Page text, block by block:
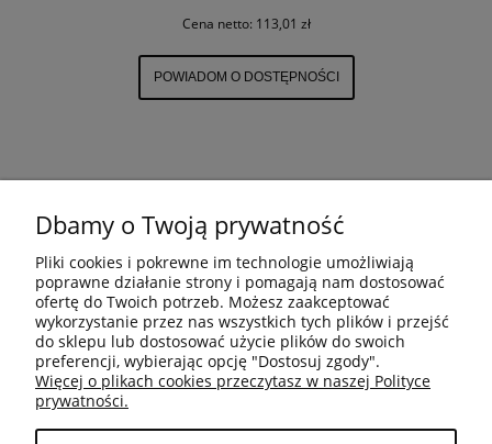
Cena netto: 113,01 zł
POWIADOM O DOSTĘPNOŚCI
REGULAMIN
ZWROTY
REKLAMACJE
Dbamy o Twoją prywatność
Pliki cookies i pokrewne im technologie umożliwiają
poprawne działanie strony i pomagają nam dostosować
ofertę do Twoich potrzeb. Możesz zaakceptować
wykorzystanie przez nas wszystkich tych plików i przejść
do sklepu lub dostosować użycie plików do swoich
preferencji, wybierając opcję "Dostosuj zgody".
Więcej o plikach cookies przeczytasz w naszej Polityce
prywatności.